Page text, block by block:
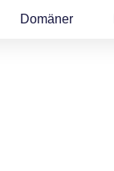
Domäner